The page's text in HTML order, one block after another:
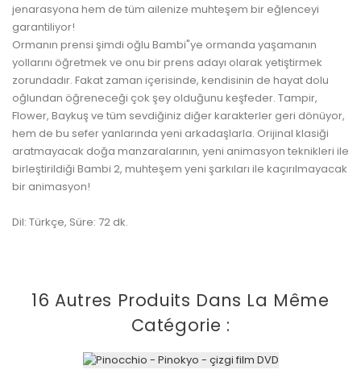
jenarasyona hem de tüm ailenize muhteşem bir eğlenceyi
garantiliyor!
Ormanın prensi şimdi oğlu Bambi"ye ormanda yaşamanın
yollarını öğretmek ve onu bir prens adayı olarak yetiştirmek
zorundadır. Fakat zaman içerisinde, kendisinin de hayat dolu
oğlundan öğreneceği çok şey olduğunu keşfeder. Tampir,
Flower, Baykuş ve tüm sevdiğiniz diğer karakterler geri dönüyor,
hem de bu sefer yanlarında yeni arkadaşlarla. Orijinal klasiği
aratmayacak doğa manzaralarının, yeni animasyon teknikleri ile
birleştirildiği Bambi 2, muhteşem yeni şarkıları ile kaçırılmayacak
bir animasyon!
Dil: Türkçe, Süre: 72 dk.
16 Autres Produits Dans La Même
Catégorie :